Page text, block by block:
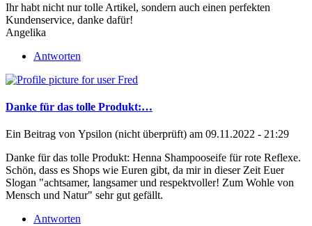
Ihr habt nicht nur tolle Artikel, sondern auch einen perfekten
Kundenservice, danke dafür!
Angelika
Antworten
Danke für das tolle Produkt:…
Ein Beitrag von Ypsilon (nicht überprüft) am 09.11.2022 - 21:29
Danke für das tolle Produkt: Henna Shampooseife für rote Reflexe.
Schön, dass es Shops wie Euren gibt, da mir in dieser Zeit Euer
Slogan "achtsamer, langsamer und respektvoller! Zum Wohle von
Mensch und Natur" sehr gut gefällt.
Antworten